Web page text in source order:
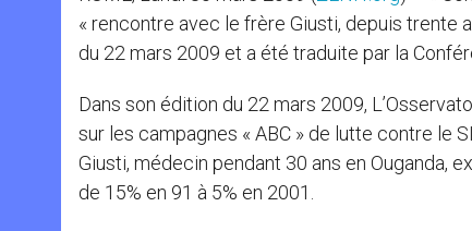
« rencontre avec le frère Giusti, depuis trente
du 22 mars 2009 et a été traduite par la
Dans son édition du 22 mars 2009,
sur les campagnes « ABC » de lutte contre le
Giusti, médecin pendant 30 ans en Ouganda,
de 15% en 91 à 5% en 2001.